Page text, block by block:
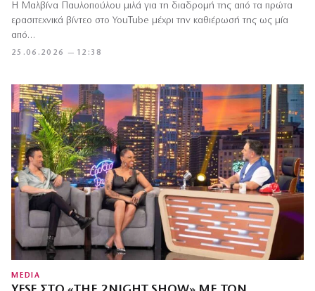
25.06.2026 — 12:38
Η Μαλβίνα Παυλοπούλου μιλά για τη διαδρομή της από τα πρώτα
ερασιτεχνικά βίντεο στο YouTube μέχρι την καθιέρωσή της ως μία
από…
MEDIA